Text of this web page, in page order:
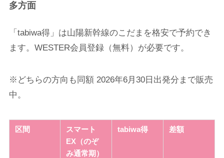
多方面
「tabiwa得」は山陽新幹線のこだまを格安で予約でき
ます。WESTER会員登録（無料）が必要です。
※どちらの方向も同額 2026年6月30日出発分まで販売
中。
区間
スマート
EX（のぞ
み通常期）
tabiwa得 差額